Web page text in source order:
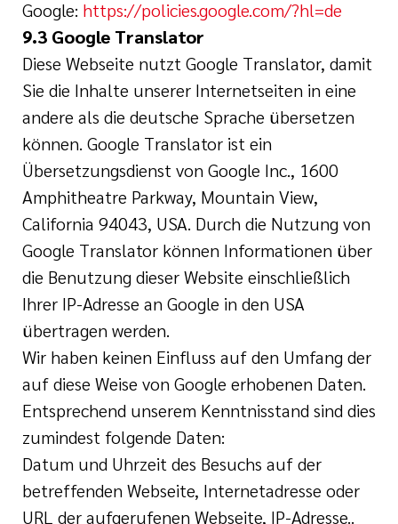
Google: https://policies.google.com/?hl=de
9.3 Google Translator
Diese Webseite nutzt Google Translator, damit
Sie die Inhalte unserer Internetseiten in eine
andere als die deutsche Sprache übersetzen
können. Google Translator ist ein
Übersetzungsdienst von Google Inc., 1600
Amphitheatre Parkway, Mountain View,
California 94043, USA. Durch die Nutzung von
Google Translator können Informationen über
die Benutzung dieser Website einschließlich
Ihrer IP-Adresse an Google in den USA
übertragen werden.
Wir haben keinen Einfluss auf den Umfang der
auf diese Weise von Google erhobenen Daten.
Entsprechend unserem Kenntnisstand sind dies
zumindest folgende Daten:
Datum und Uhrzeit des Besuchs auf der
betreffenden Webseite, Internetadresse oder
URL der aufgerufenen Webseite, IP-Adresse..